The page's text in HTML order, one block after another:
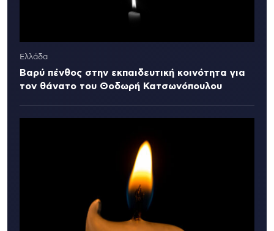
Ελλάδα
Βαρύ πένθος στην εκπαιδευτική κοινότητα για
τον θάνατο του Θοδωρή Κατσωνόπουλου